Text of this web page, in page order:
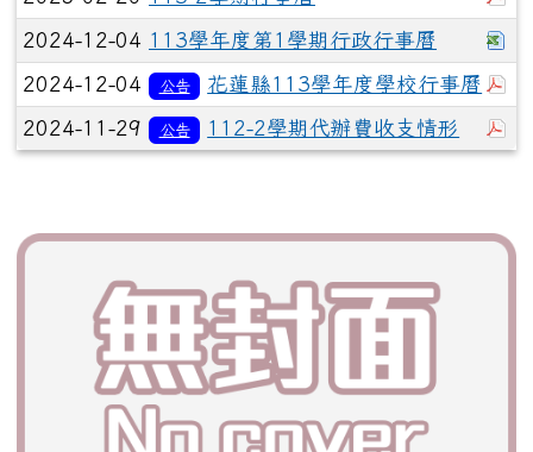
2024-12-04 113學年度第1學期行政行事曆
2024-12-04 公告 花蓮縣113學年度學校行事曆
2024-11-29 公告 112-2學期代辦費收支情形